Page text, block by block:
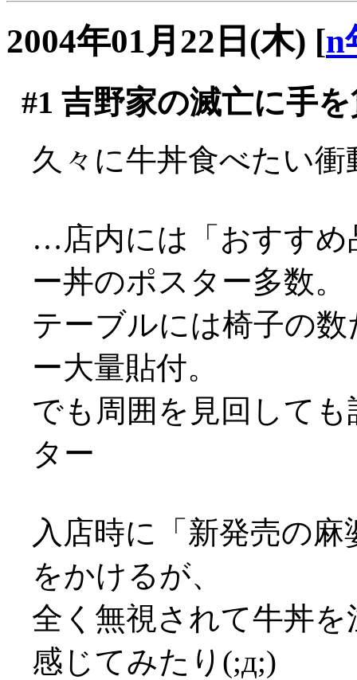
2004年01月22日(木) [n
#1 吉野家の滅亡に手
久々に牛丼食べたい
…店内には「おすすめ
ー丼のポスター多数。
テーブルには椅子の
ー大量貼付。
でも周囲を見回して
ター
入店時に「新発売の
をかけるが、
全く無視されて牛丼
感じてみたり(;д;)